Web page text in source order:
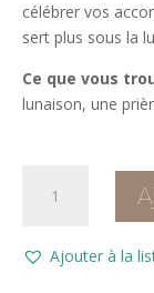
célébrer vos
sert plus sous la
Ce que vous
lunaison, une
grimoire
Ajouter à la